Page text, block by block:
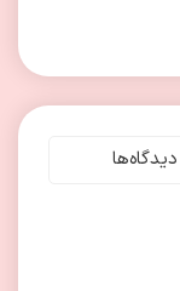
دیدگاه‌ها